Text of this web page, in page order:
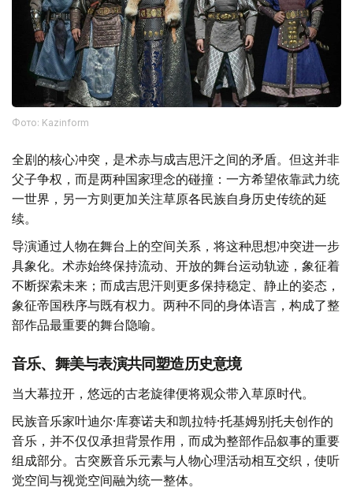
Фото: Kazinform
全剧的核心冲突，是术赤与成吉思汗之间的矛盾。但这并非
父子争权，而是两种国家理念的碰撞：一方希望依靠武力统
一世界，另一方则更加关注草原各民族自身历史传统的延
续。
导演通过人物在舞台上的空间关系，将这种思想冲突进一步
具象化。术赤始终保持流动、开放的舞台运动轨迹，象征着
不断探索未来；而成吉思汗则更多保持稳定、静止的姿态，
象征帝国秩序与既有权力。两种不同的身体语言，构成了整
部作品最重要的舞台隐喻。
音乐、舞美与表演共同塑造历史意境
当大幕拉开，悠远的古老旋律便将观众带入草原时代。
民族音乐家叶迪尔·库赛诺夫和凯拉特·托基姆别托夫创作的
音乐，并不仅仅承担背景作用，而成为整部作品叙事的重要
组成部分。古突厥音乐元素与人物心理活动相互交织，使听
觉空间与视觉空间融为统一整体。